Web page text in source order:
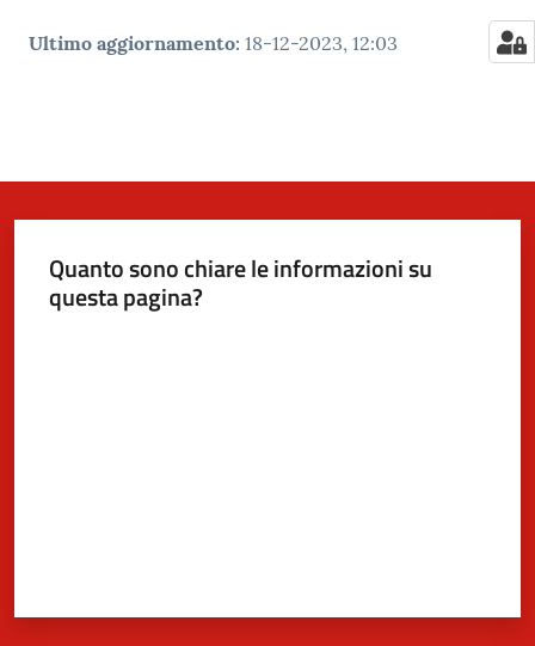
Ultimo aggiornamento: 18-12-2023, 12:03
Quanto sono chiare le informazioni su
questa pagina?